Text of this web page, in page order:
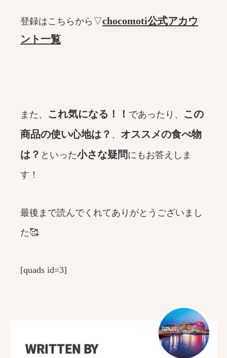
登録はこちらから▽chocomoti公式アカウ
ント一覧
また、 これ気になる！！ であったり、 この
商品の使い心地は？ 、 オススメの食べ物
は？ といった小さな疑問にもお答えしま
す！
最後まで読んでくれてありがとうございまし
た🥰
[quads id=3]
WRITTEN BY